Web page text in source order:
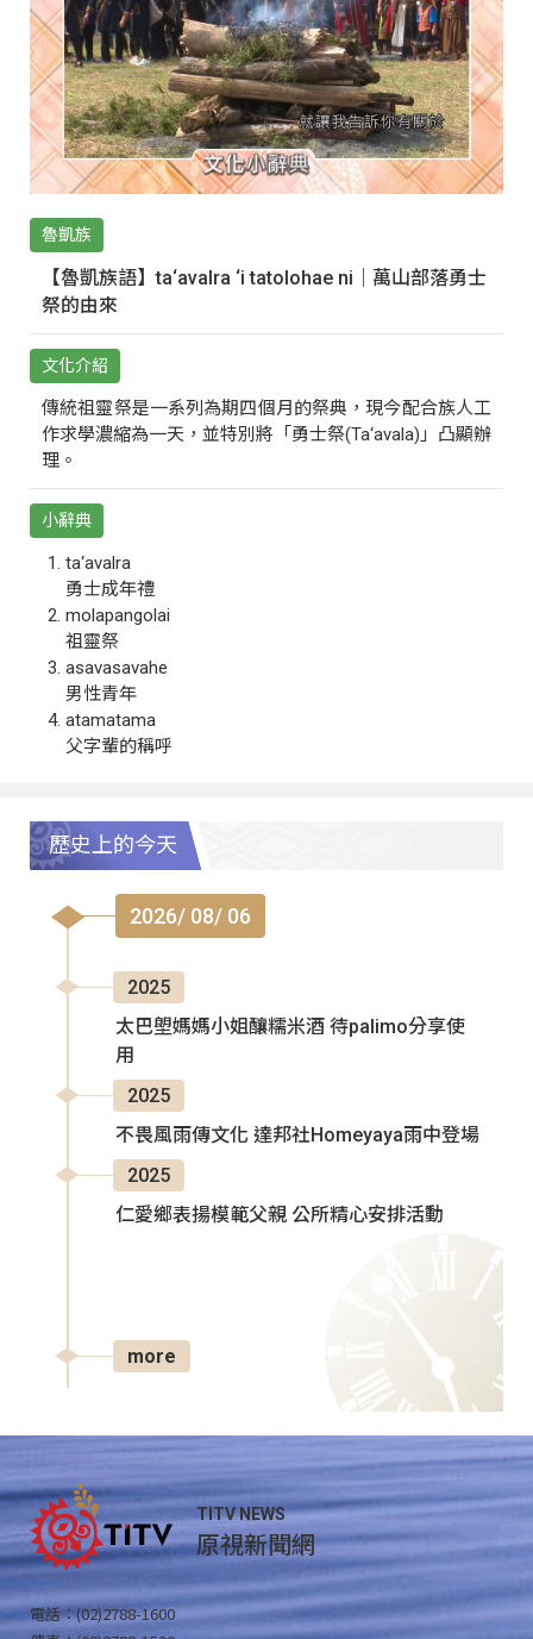
魯凱族
【魯凱族語】ta‘avalra ‘i tatolohae ni｜萬山部落勇士
祭的由來
文化介紹
傳統祖靈祭是一系列為期四個月的祭典，現今配合族人工
作求學濃縮為一天，並特別將「勇士祭(Ta‘avala)」凸顯辦
理。
小辭典
ta‘avalra
勇士成年禮
molapangolai
祖靈祭
asavasavahe
男性青年
atamatama
父字輩的稱呼
歷史上的今天
2026/ 08/ 06
2025
太巴塱媽媽小姐釀糯米酒 待palimo分享使
用
2025
不畏風雨傳文化 達邦社Homeyaya雨中登場
2025
仁愛鄉表揚模範父親 公所精心安排活動
more
TITV NEWS
原視新聞網
電話：(02)2788-1600